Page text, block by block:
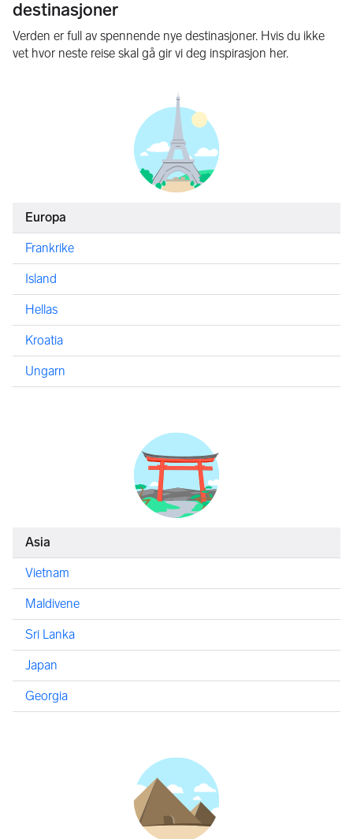
destinasjoner
Verden er full av spennende nye destinasjoner. Hvis du ikke
vet hvor neste reise skal gå gir vi deg inspirasjon her.
Europa
Frankrike
Island
Hellas
Kroatia
Ungarn
Asia
Vietnam
Maldivene
Sri Lanka
Japan
Georgia